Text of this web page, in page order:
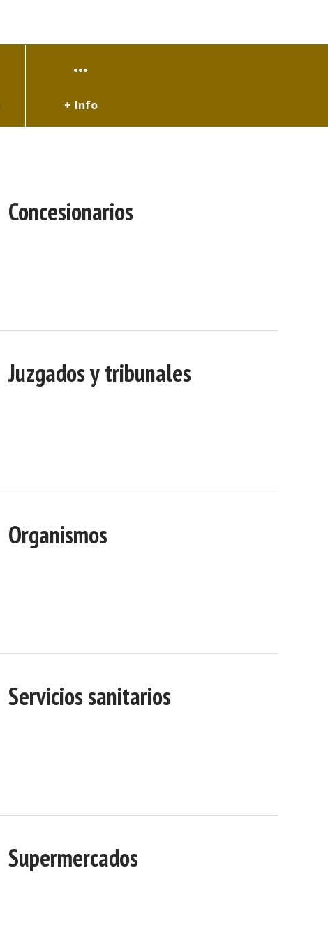
+ Info
Concesionarios
Juzgados y tribunales
Organismos
Servicios sanitarios
Supermercados